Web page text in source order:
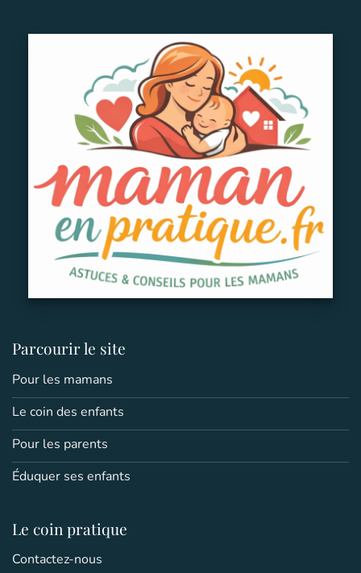
Parcourir le site
Pour les mamans
Le coin des enfants
Pour les parents
Éduquer ses enfants
Le coin pratique
Contactez-nous